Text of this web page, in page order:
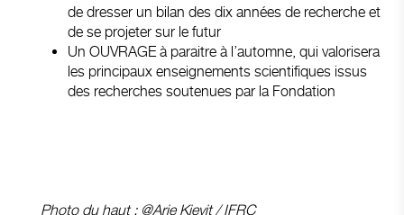
de dresser un bilan des dix années de recherche et
de se projeter sur le futur
Un OUVRAGE à paraitre à l’automne, qui valorisera
les principaux enseignements scientifiques issus
des recherches soutenues par la Fondation
Photo du haut : @Arie Kievit / IFRC